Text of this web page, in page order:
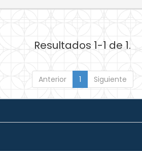
Resultados 1-1 de 1.
Anterior 1 Siguiente